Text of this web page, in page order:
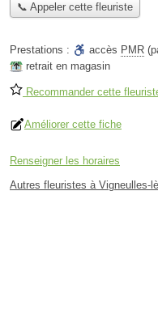
📞 Appeler cette fleuriste
Prestations : accès PMR
retrait en magasin
Recommander cette
Améliorer cette fiche
Renseigner les horaires
Autres fleuristes à Vigneulles-